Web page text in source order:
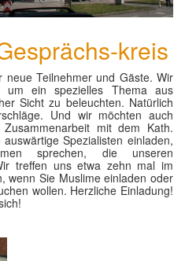
kreis
neue Teilnehmer und Gäste. Wir
um ein spezielles Thema aus
Sicht zu beleuchten. Natürlich
Und wir möchten auch
mit dem Kath.
Spezialisten einladen,
sprechen, die unseren
treffen uns etwa zehn mal im
wenn Sie Muslime einladen oder
wollen. Herzliche Einladung!